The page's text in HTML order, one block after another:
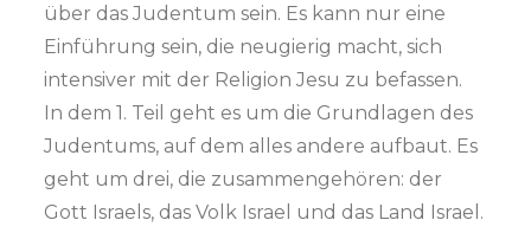
über das Judentum sein. Es kann nur eine
Einführung sein, die neugierig macht, sich
intensiver mit der Religion Jesu zu befassen.
In dem 1. Teil geht es um die Grundlagen des
Judentums, auf dem alles andere aufbaut. Es
geht um drei, die zusammengehören: der
Gott Israels, das Volk Israel und das Land Israel.